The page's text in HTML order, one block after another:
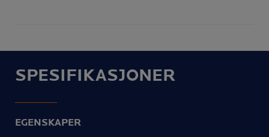
SPESIFIKASJONER
EGENSKAPER